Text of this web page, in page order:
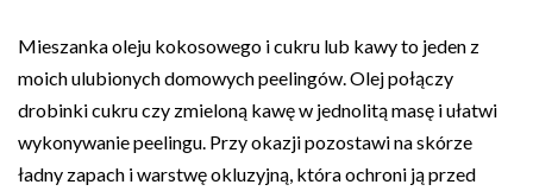
Mieszanka oleju kokosowego i cukru lub kawy to jeden z
moich ulubionych domowych peelingów. Olej połączy
drobinki cukru czy zmieloną kawę w jednolitą masę i ułatwi
wykonywanie peelingu. Przy okazji pozostawi na skórze
ładny zapach i warstwę okluzyjną, która ochroni ją przed